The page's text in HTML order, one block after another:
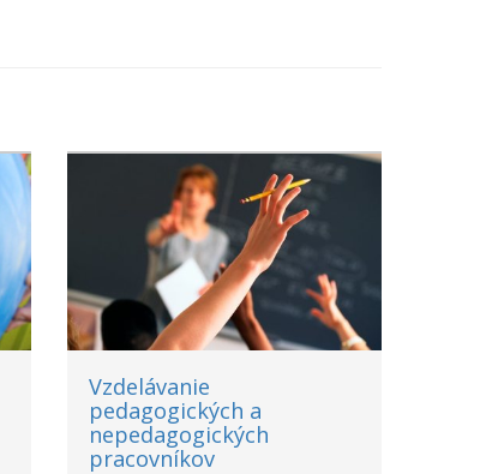
Vzdelávanie
pedagogických a
nepedagogických
pracovníkov